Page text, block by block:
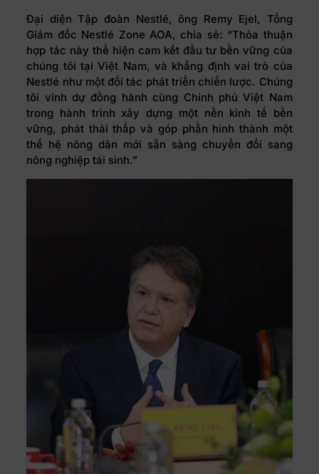
Đại diện Tập đoàn Nestlé, ông Remy Ejel, Tổng
Giám đốc Nestlé Zone AOA, chia sẻ: “Thỏa thuận
hợp tác này thể hiện cam kết đầu tư bền vững của
chúng tôi tại Việt Nam, và khẳng định vai trò của
Nestlé như một đối tác phát triển chiến lược. Chúng
tôi vinh dự đồng hành cùng Chính phủ Việt Nam
trong hành trình xây dựng một nền kinh tế bền
vững, phát thải thấp và góp phần hình thành một
thế hệ nông dân mới sẵn sàng chuyển đổi sang
nông nghiệp tái sinh.”